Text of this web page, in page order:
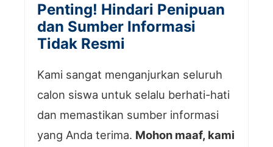
Penting! Hindari Penipuan
dan Sumber Informasi
Tidak Resmi
Kami sangat menganjurkan seluruh
calon siswa untuk selalu berhati-hati
dan memastikan sumber informasi
yang Anda terima. Mohon maaf, kami